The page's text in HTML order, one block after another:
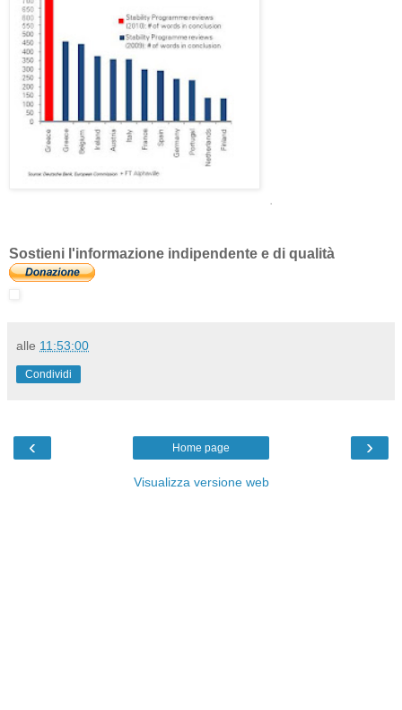
.
Sostieni l'informazione indipendente e di qualità
alle 11:53:00
Condividi
‹ ›
Home page
Visualizza versione web